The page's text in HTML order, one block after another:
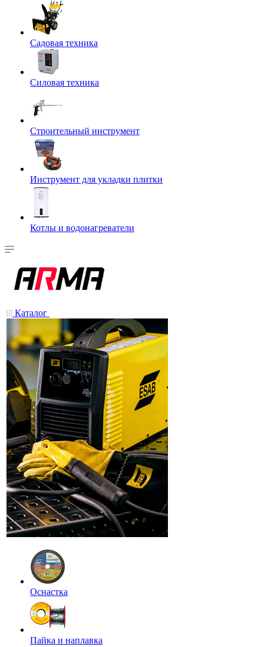
Садовая техника
Силовая техника
Строительный инструмент
Инструмент для укладки плитки
Котлы и водонагреватели
Каталог
Оснастка
Пайка и наплавка